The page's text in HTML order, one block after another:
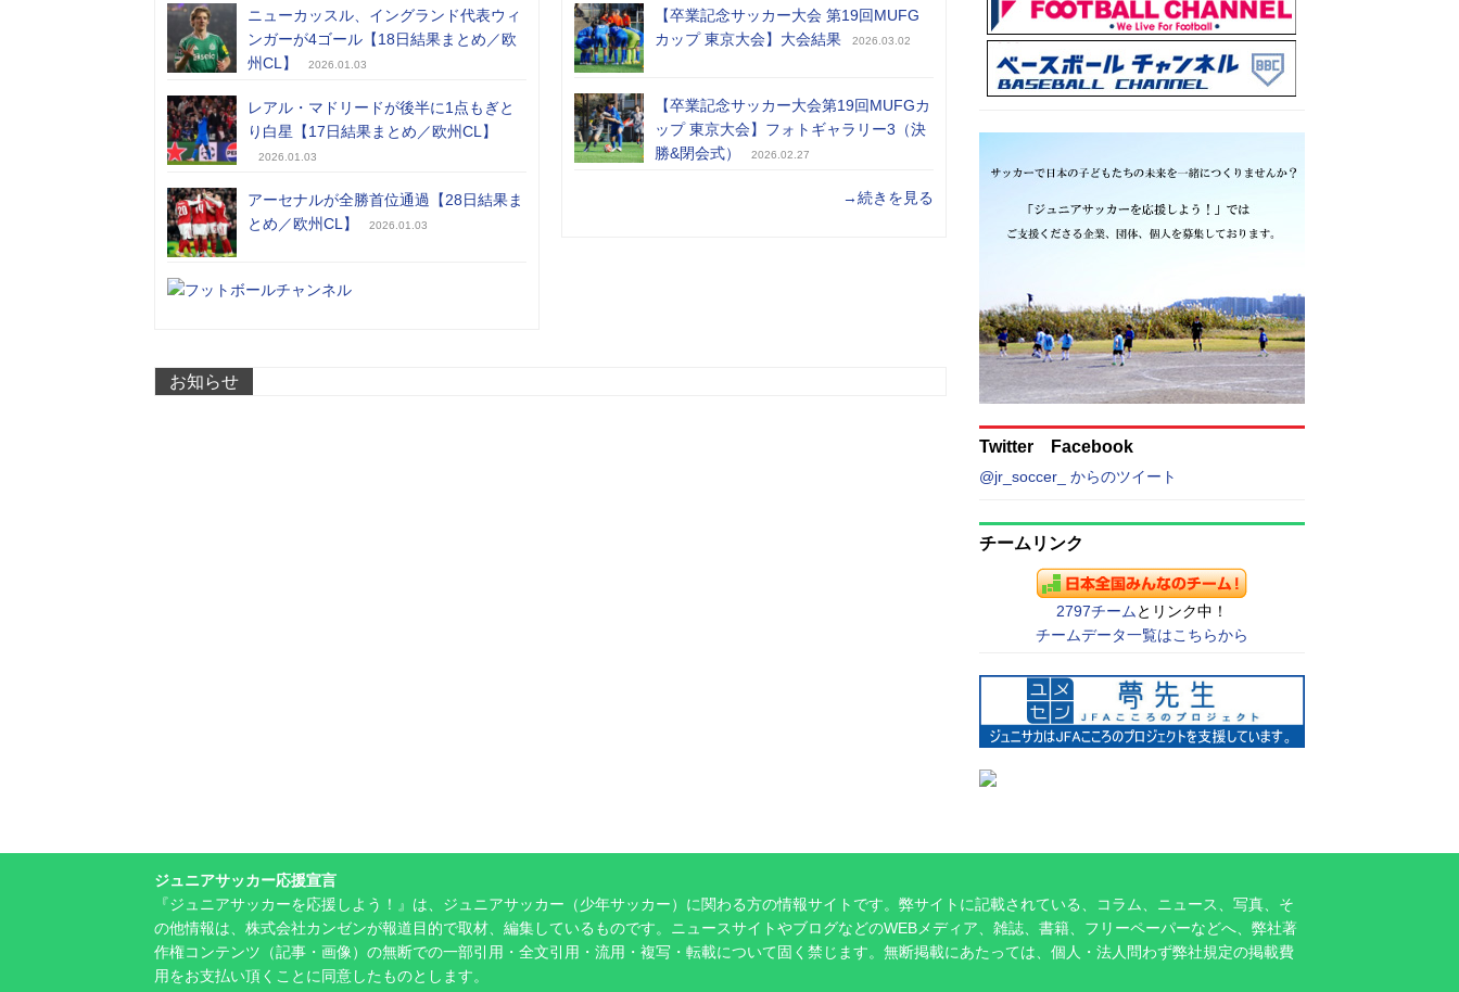
ニューカッスル、イングランド代表ウィ
ンガーが4ゴール【18日結果まとめ／欧
州CL】
2026.01.03
レアル・マドリードが後半に1点もぎと
り白星【17日結果まとめ／欧州CL】
2026.01.03
アーセナルが全勝首位通過【28日結果ま
とめ／欧州CL】
2026.01.03
【卒業記念サッカー大会 第19回MUFG
カップ 東京大会】大会結果
2026.03.02
【卒業記念サッカー大会第19回MUFGカ
ップ 東京大会】フォトギャラリー3（決
勝&閉会式）
2026.02.27
→続きを見る
お知らせ
Twitter Facebook
@jr_soccer_ からのツイート
チームリンク
2797チーム とリンク中！
チームデータ一覧はこちらから
ジュニアサッカー応援宣言
『ジュニアサッカーを応援しよう！』は、ジュニアサッカー（少年サッカー）に関わる方の情報サイトです。弊サイトに記載されている、コラム、ニュース、写真、そ
の他情報は、株式会社カンゼンが報道目的で取材、編集しているものです。ニュースサイトやブログなどのWEBメディア、雑誌、書籍、フリーペーパーなどへ、弊社著
作権コンテンツ（記事・画像）の無断での一部引用・全文引用・流用・複写・転載について固く禁じます。無断掲載にあたっては、個人・法人問わず弊社規定の掲載費
用をお支払い頂くことに同意したものとします。